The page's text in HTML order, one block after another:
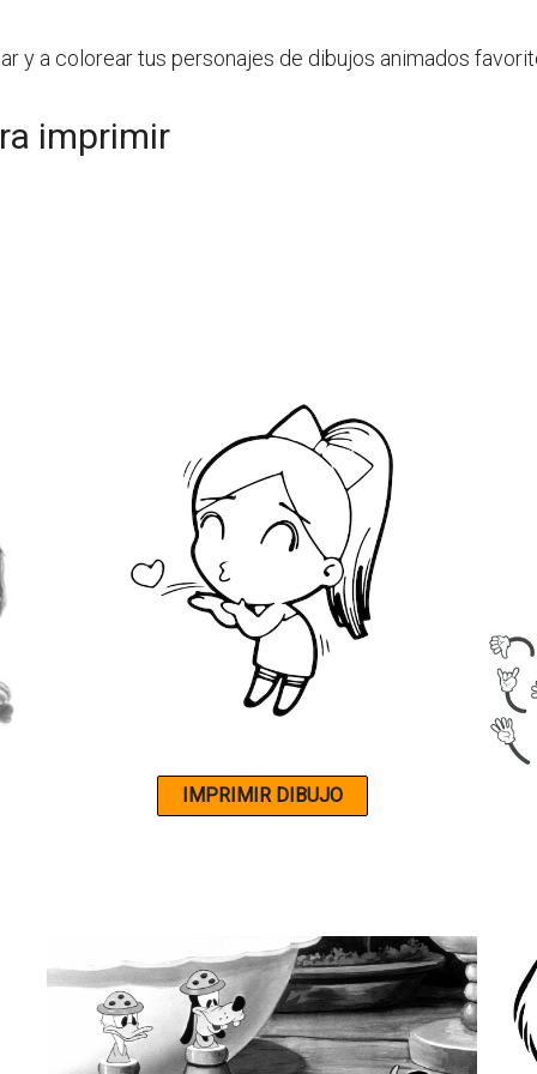
y a colorear tus personajes de dibujos animados
imprimir